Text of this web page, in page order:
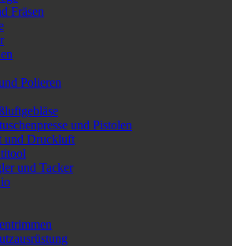
Fräsen
Polieren
und Pistolen
und Druckluft
und Tacker